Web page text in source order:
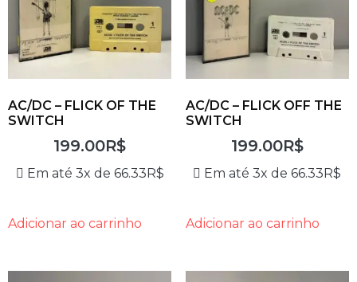
AC/DC – FLICK OF THE
SWITCH
199.00R$
Em até 3x de 66.33R$
Adicionar ao carrinho
AC/DC – FLICK OFF THE
SWITCH
199.00R$
Em até 3x de66.33R$
Adicionar ao carrinho